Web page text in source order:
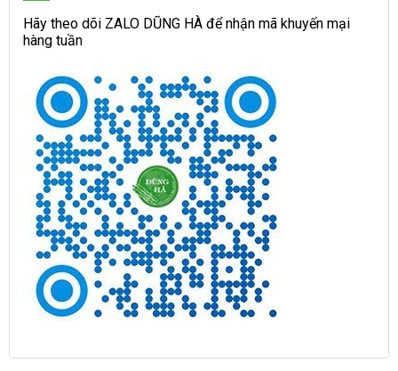
Hãy theo dõi ZALO DŨNG HÀ để nhận mã khuyến mại
hàng tuần